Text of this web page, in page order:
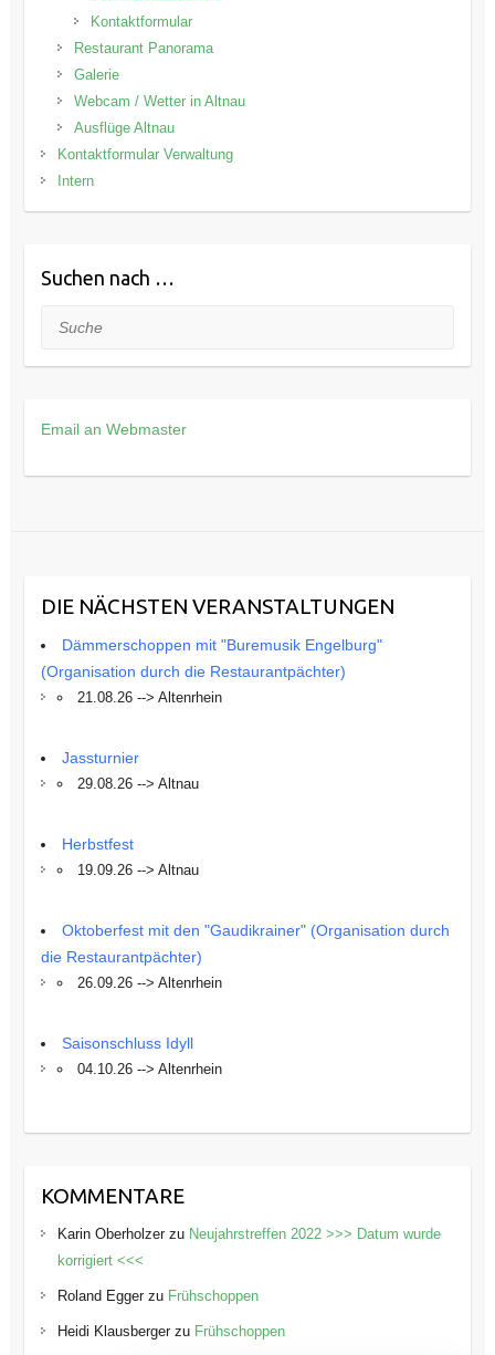
Kontaktformular
Restaurant Panorama
Galerie
Webcam / Wetter in Altnau
Ausflüge Altnau
Kontaktformular Verwaltung
Intern
Suchen nach …
Suche
Email an Webmaster
DIE NÄCHSTEN VERANSTALTUNGEN
Dämmerschoppen mit "Buremusik Engelburg"
(Organisation durch die Restaurantpächter)
21.08.26 --> Altenrhein
Jassturnier
29.08.26 --> Altnau
Herbstfest
19.09.26 --> Altnau
Oktoberfest mit den "Gaudikrainer" (Organisation durch
die Restaurantpächter)
26.09.26 --> Altenrhein
Saisonschluss Idyll
04.10.26 --> Altenrhein
KOMMENTARE
Karin Oberholzerzu Neujahrstreffen 2022 >>> Datum wurde
korrigiert <<<
Roland Eggerzu Frühschoppen
Heidi Klausbergerzu Frühschoppen